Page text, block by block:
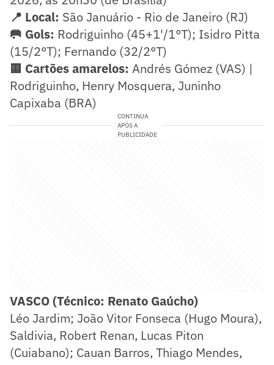
📍 Local: São Januário - Rio de Janeiro (RJ)
🥅 Gols: Rodriguinho (45+1'/1°T); Isidro Pitta
(15/2°T); Fernando (32/2°T)
🟨 Cartões amarelos: Andrés Gómez (VAS) |
Rodriguinho, Henry Mosquera, Juninho
Capixaba (BRA)
CONTINUA
APÓS A
PUBLICIDADE
VASCO (Técnico: Renato Gaúcho)
Léo Jardim; João Vitor Fonseca (Hugo Moura),
Saldivia, Robert Renan, Lucas Piton
(Cuiabano); Cauan Barros, Thiago Mendes,